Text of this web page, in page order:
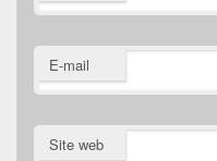
E-mail
Site web